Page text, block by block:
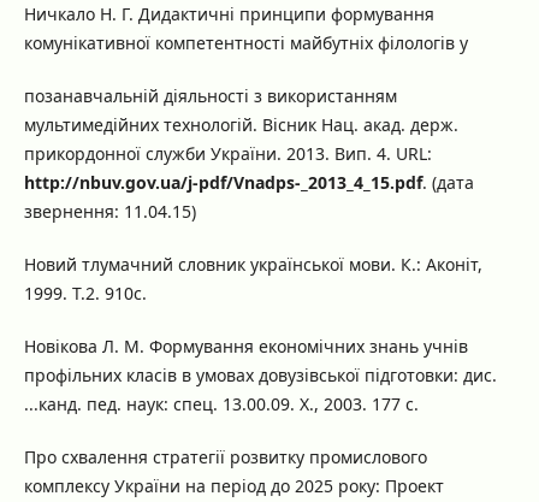
Ничкало Н. Г. Дидактичні принципи формування
комунікативної компетентності майбутніх філологів у
позанавчальній діяльності з використанням
мультимедійних технологій. Вісник Нац. акад. держ.
прикордонної служби України. 2013. Вип. 4. URL:
http://nbuv.gov.ua/j-pdf/Vnadps-_2013_4_15.pdf. (дата
звернення: 11.04.15)
Новий тлумачний словник української мови. К.: Аконіт,
1999. Т.2. 910с.
Новікова Л. М. Формування економічних знань учнів
профільних класів в умовах довузівської підготовки: дис.
...канд. пед. наук: спец. 13.00.09. Х., 2003. 177 с.
Про схвалення стратегії розвитку промислового
комплексу України на період до 2025 року: Проект